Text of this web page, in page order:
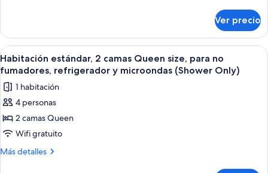
size,
con
acceso
para
personas
discapacitadas
estándar,
cama
King
con
acceso
personas
discapacitadas
Ver precio
Abrir
todas
las
fotos
de
Habitación
estándar,
2
Habitación de hotel con dos camas,
8
Habitación estándar, 2 camas Queen size, para no
fumadores, refrigerador y microondas (Shower Only)
1 habitación
4 personas
2 camas Queen
Wifi gratuito
Más detalles
Más